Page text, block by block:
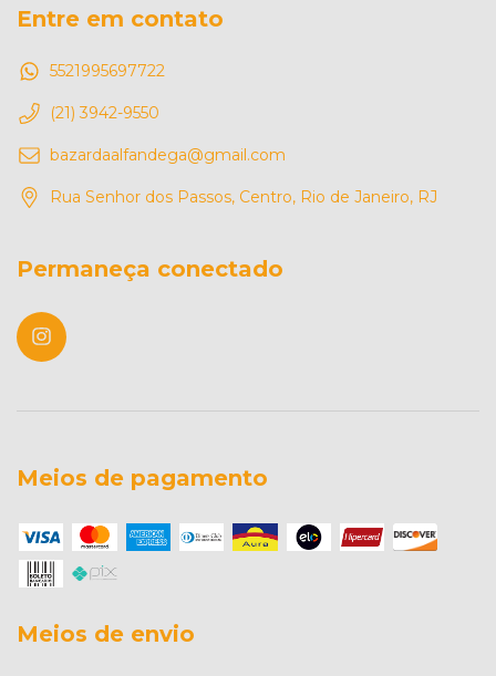
Entre em contato
5521995697722
(21) 3942-9550
bazardaalfandega@gmail.com
Rua Senhor dos Passos, Centro, Rio de Janeiro, RJ
Permaneça conectado
Meios de pagamento
Meios de envio